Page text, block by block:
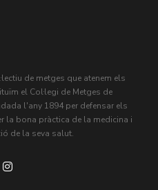
de metges que atenem els
el Col·legi de Metges de
l'any 1894 per defensar els
la bona pràctica de la medicina i
de la seva salut.